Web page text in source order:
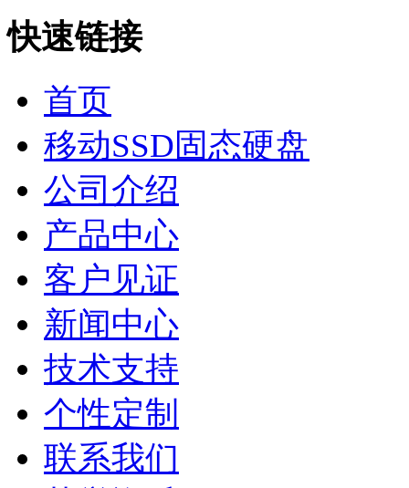
快速链接
首页
移动SSD固态硬盘
公司介绍
产品中心
客户见证
新闻中心
技术支持
个性定制
联系我们